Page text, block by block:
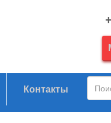
Контакты